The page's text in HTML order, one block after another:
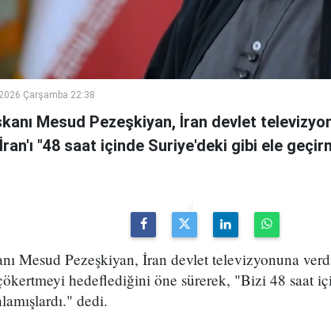
Çarşamba 22:38
Mesud Pezeşkiyan, İran devlet
"48 saat içinde Suriye'deki gibi ele
Mesud Pezeşkiyan, İran devlet televizyonuna
hedeflediğini öne sürerek, "Bizi 48 saat
dedi.